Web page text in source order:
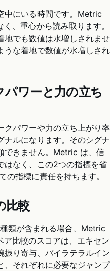
中にいる時間です。Metric
、重心から読み取ります。
地でも数値は水増しされませ
うな着地で数値が水増しされ
ワーと力の立ち
クパワーや力の立ち上がり率
ナルになります。そのシグナ
できません。Metric は、信
はなく、この2つの指標を省
指標に責任を持ちます。
比較
類が含まれる場合、Metric
比較のスコアは、エキセン
振り寄与、バイラテラルイン
、それぞれに必要なジャンプ